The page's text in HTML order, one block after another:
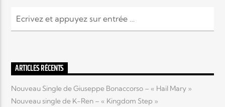
Elyon Live
Elyon Kids
ARTICLES RÉCENTS
Nouveau Single de Giuseppe Bonaccorso – « Hail Mary »
Nouveau single de K-Ren – « Kingdom Step »